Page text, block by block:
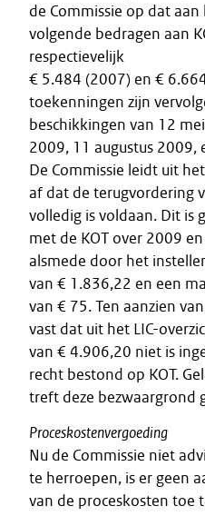
de Commissie op dat
volgende bedragen aan
respectievelijk
€ 5.484 (2007) en €
toekenningen zijn
beschikkingen van 12
2009, 11 augustus
De Commissie leidt uit
af dat de terugvordering
volledig is voldaan. Dit is
met de KOT over 2009
alsmede door het
van € 1.836,22 en een
van € 75. Ten aanzien
vast dat uit het LIC-
van € 4.906,20 niet is
recht bestond op KOT.
treft deze bezwaargrond
Proceskostenvergoeding
Nu de Commissie niet
te herroepen, is er geen
van de proceskosten toe